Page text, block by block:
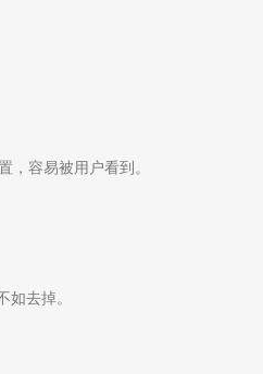
容易被用户看到。
去掉。